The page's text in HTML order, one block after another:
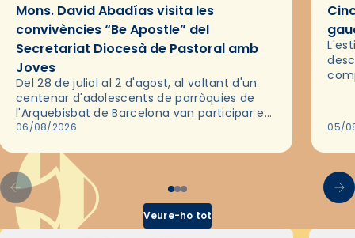
Mons. David Abadías visita les
convivències “Be Apostle” del
Secretariat Diocesà de Pastoral amb
Joves
Del 28 de juliol al 2 d'agost, al voltant d'un
centenar d'adolescents de parròquies de
l'Arquebisbat de Barcelona van participar en
les convivències Be Apostle, organitzades
06/08/2026 05/
Veure-ho tot